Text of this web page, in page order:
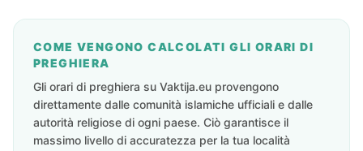
COME VENGONO CALCOLATI GLI ORARI DI
PREGHIERA
Gli orari di preghiera su Vaktija.eu provengono
direttamente dalle comunità islamiche ufficiali e dalle
autorità religiose di ogni paese. Ciò garantisce il
massimo livello di accuratezza per la tua località